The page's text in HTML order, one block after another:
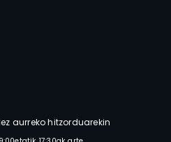
aurreko hitzorduarekin